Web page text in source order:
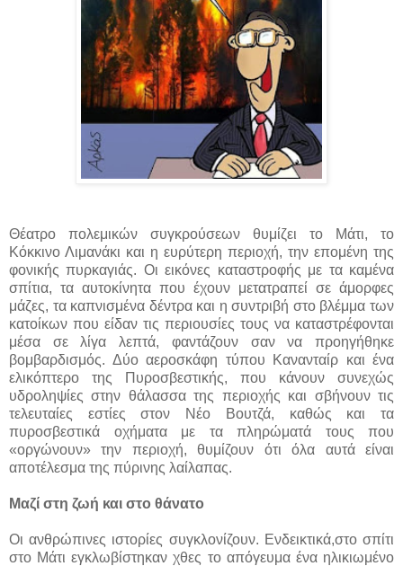
Θέατρο πολεμικών συγκρούσεων θυμίζει το Μάτι, το
Κόκκινο Λιμανάκι και η ευρύτερη περιοχή, την επομένη της
φονικής πυρκαγιάς. Οι εικόνες καταστροφής με τα καμένα
σπίτια, τα αυτοκίνητα που έχουν μετατραπεί σε άμορφες
μάζες, τα καπνισμένα δέντρα και η συντριβή στο βλέμμα των
κατοίκων που είδαν τις περιουσίες τους να καταστρέφονται
μέσα σε λίγα λεπτά, φαντάζουν σαν να προηγήθηκε
βομβαρδισμός. Δύο αεροσκάφη τύπου Κανανταίρ και ένα
ελικόπτερο της Πυροσβεστικής, που κάνουν συνεχώς
υδροληψίες στην θάλασσα της περιοχής και σβήνουν τις
τελευταίες εστίες στον Νέο Βουτζά, καθώς και τα
πυροσβεστικά οχήματα με τα πληρώματά τους που
«οργώνουν» την περιοχή, θυμίζουν ότι όλα αυτά είναι
αποτέλεσμα της πύρινης λαίλαπας.
Μαζί στη ζωή και στο θάνατο
Οι ανθρώπινες ιστορίες συγκλονίζουν. Ενδεικτικά,στο σπίτι
στο Μάτι εγκλωβίστηκαν χθες το απόγευμα ένα ηλικιωμένο